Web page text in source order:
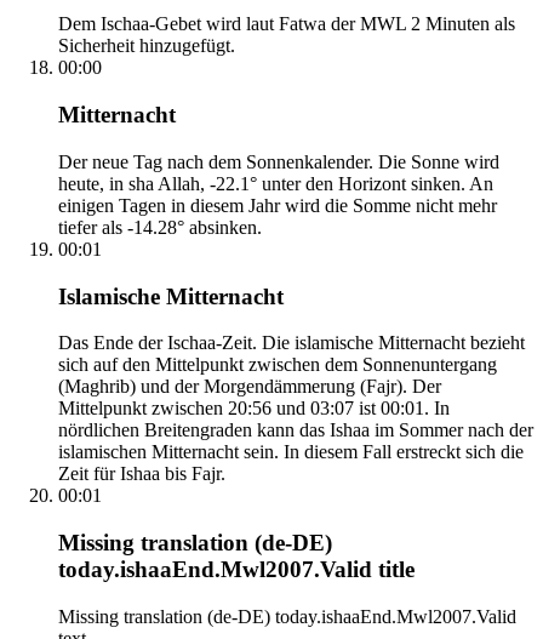
Dem Ischaa-Gebet wird laut Fatwa der MWL 2 Minuten als
Sicherheit hinzugefügt.
00:00
Mitternacht
Der neue Tag nach dem Sonnenkalender. Die Sonne wird
heute, in sha Allah, -22.1° unter den Horizont sinken. An
einigen Tagen in diesem Jahr wird die Somme nicht mehr
tiefer als -14.28° absinken.
00:01
Islamische Mitternacht
Das Ende der Ischaa-Zeit. Die islamische Mitternacht bezieht
sich auf den Mittelpunkt zwischen dem Sonnenuntergang
(Maghrib) und der Morgendämmerung (Fajr). Der
Mittelpunkt zwischen 20:56 und 03:07 ist 00:01. In
nördlichen Breitengraden kann das Ishaa im Sommer nach der
islamischen Mitternacht sein. In diesem Fall erstreckt sich die
Zeit für Ishaa bis Fajr.
00:01
Missing translation (de-DE)
today.ishaaEnd.Mwl2007.Valid title
Missing translation (de-DE) today.ishaaEnd.Mwl2007.Valid